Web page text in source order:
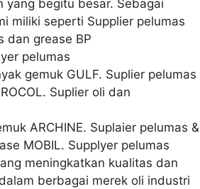
yang begitu besar. Sebagai
miliki seperti Supplier pelumas
dan grease BP
pelumas
gemuk GULF. Suplier pelumas
Suplier oli dan
ARCHINE. Suplaier pelumas &
MOBIL. Supplyer pelumas
meningkatkan kualitas dan
berbagai merek oli industri